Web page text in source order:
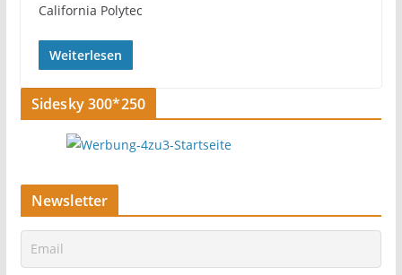
California Polytec
Weiterlesen
Sidesky 300*250
Newsletter